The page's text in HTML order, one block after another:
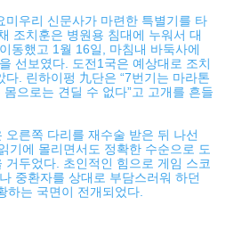
미우리 신문사가 마련한 특별기를 타
조치훈은 병원용 침대에 누워서 대
동했고 1월 16일, 마침내 바둑사에
선보였다. 도전1국은 예상대로 조치
다. 린하이펑 九단은 “7번기는 마라톤
으로는 견딜 수 없다”고 고개를 흔들
오른쪽 다리를 재수술 받은 뒤 나선
기에 몰리면서도 정확한 수순으로 도
거두었다. 초인적인 힘으로 게임 스코
중환자를 상대로 부담스러워 하던
하는 국면이 전개되었다.